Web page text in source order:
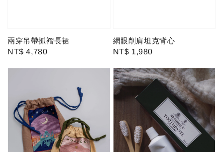
兩穿吊帶抓褶長裙
Regular
NT$ 4,780
網眼削肩坦克背心
Regular
NT$ 1,980